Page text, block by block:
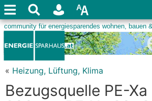
« Heizung, Lüftung, Klima
Bezugsquelle PE-